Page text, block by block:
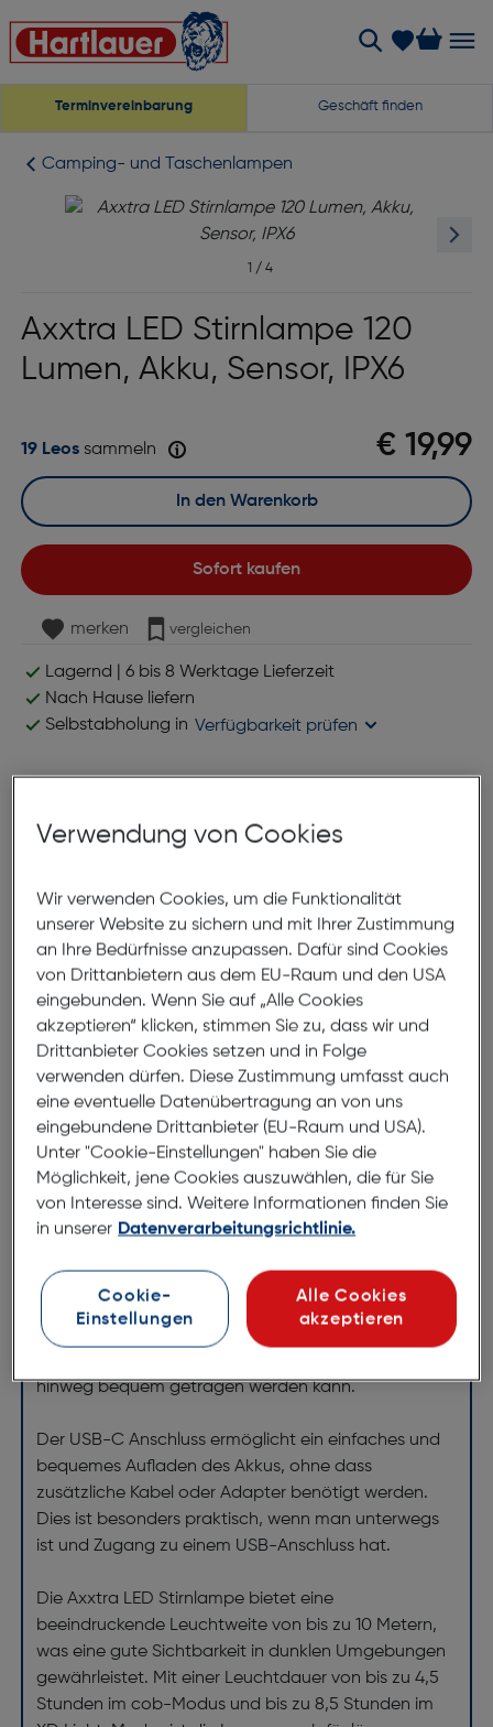
Terminvereinbarung Geschäft finden
Camping- und Taschenlampen
1 / 4
Axxtra LED Stirnlampe 120
Lumen, Akku, Sensor, IPX6
€ 19,99
19 Leossammeln
Sofort kaufen
In den Warenkorb
merken vergleichen
Lagernd | 6 bis 8 Werktage Lieferzeit
Nach Hause liefern
Selbstabholung in Verfügbarkeit prüfen
Axxtra LED Stirnlampe 120 Lumen,
Akku, Sensor, IPX6
ArtNr.: 960199061
Leistungsstarke Stirnlampe
Die Axxtra LED Stirnlampe ist ein vielseitiges und
leistungsstarkes Beleuchtungswerkzeug, das für eine
Vielzahl von Aktivitäten im Innen- und Außenbereich
geeignet ist. Mit einer Ladezeit von knapp 2,5
Stunden ist der 1200 mAh Akku schnell einsatzbereit
und bietet eine zuverlässige Energiequelle für
längere Einsatzzeiten.
Mit der Wasserfestigkeit nach IPX4 ist die Stirnlampe
ideal für Outdoor-Aktivitäten wie Camping,
Wandern oder Angeln. Das geringe Gewicht von nur
70 g sorgt für einen angenehmen Tragekomfort,
hinweg bequem getragen werden kann.
Der USB-C Anschluss ermöglicht ein einfaches und
bequemes Aufladen des Akkus, ohne dass
zusätzliche Kabel oder Adapter benötigt werden.
Dies ist besonders praktisch, wenn man unterwegs
ist und Zugang zu einem USB-Anschluss hat.
Die Axxtra LED Stirnlampe bietet eine
beeindruckende Leuchtweite von bis zu 10 Metern,
was eine gute Sichtbarkeit in dunklen Umgebungen
gewährleistet. Mit einer Leuchtdauer von bis zu 4,5
Stunden im cob-Modus und bis zu 8,5 Stunden im
Verwendung von Cookies
Wir verwenden Cookies, um die Funktionalität
unserer Website zu sichern und mit Ihrer Zustimmung
an Ihre Bedürfnisse anzupassen. Dafür sind Cookies
von Drittanbietern aus dem EU-Raum und den USA
eingebunden. Wenn Sie auf „Alle Cookies
akzeptieren“ klicken, stimmen Sie zu, dass wir und
Drittanbieter Cookies setzen und in Folge
verwenden dürfen. Diese Zustimmung umfasst auch
eine eventuelle Datenübertragung an von uns
eingebundene Drittanbieter (EU-Raum und USA).
Unter "Cookie-Einstellungen" haben Sie die
Möglichkeit, jene Cookies auszuwählen, die für Sie
von Interesse sind. Weitere Informationen finden Sie
in unserer Datenverarbeitungsrichtlinie.
Cookie-
Einstellungen
Alle Cookies
akzeptieren